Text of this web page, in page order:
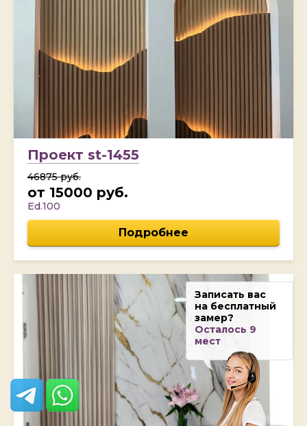
Проект st-1455
46875 руб.
от 15000 руб.
Ed.100
Подробнее
Записать вас
на бесплатный
замер?
Осталось 9
мест